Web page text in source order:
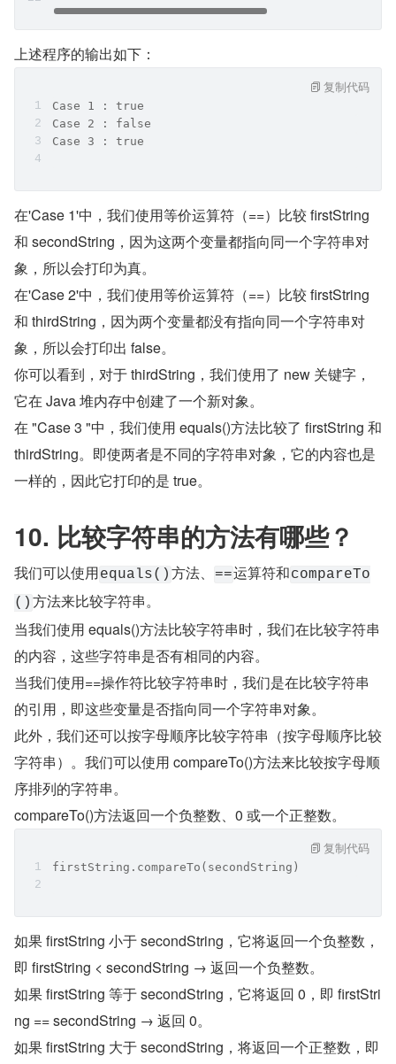
上述程序的输出如下：
Case 1 : true
Case 2 : false
Case 3 : true
复制代码
在'Case 1'中，我们使用等价运算符（==）比较 firstString
和 secondString，因为这两个变量都指向同一个字符串对
象，所以会打印为真。
在'Case 2'中，我们使用等价运算符（==）比较 firstString
和 thirdString，因为两个变量都没有指向同一个字符串对
象，所以会打印出 false。
你可以看到，对于 thirdString，我们使用了 new 关键字，
它在 Java 堆内存中创建了一个新对象。
在 "Case 3 "中，我们使用 equals()方法比较了 firstString 和
thirdString。即使两者是不同的字符串对象，它的内容也是
一样的，因此它打印的是 true。
10. 比较字符串的方法有哪些？
我们可以使用equals() 方法、 ==运算符和compareTo
() 方法来比较字符串。
当我们使用 equals()方法比较字符串时，我们在比较字符串
的内容，这些字符串是否有相同的内容。
当我们使用==操作符比较字符串时，我们是在比较字符串
的引用，即这些变量是否指向同一个字符串对象。
此外，我们还可以按字母顺序比较字符串（按字母顺序比较
字符串）。我们可以使用 compareTo()方法来比较按字母顺
序排列的字符串。
compareTo()方法返回一个负整数、0 或一个正整数。
firstString.compareTo(secondString)
复制代码
如果 firstString 小于 secondString，它将返回一个负整数，
即 firstString < secondString → 返回一个负整数。
如果 firstString 等于 secondString，它将返回 0，即 firstStri
ng == secondString → 返回 0。
如果 firstString 大于 secondString，将返回一个正整数，即